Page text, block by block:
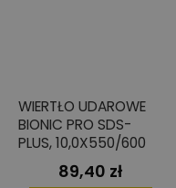
WIERTŁO UDAROWE
BIONIC PRO SDS-
PLUS, 10,0X550/600
Cena
89,40 zł